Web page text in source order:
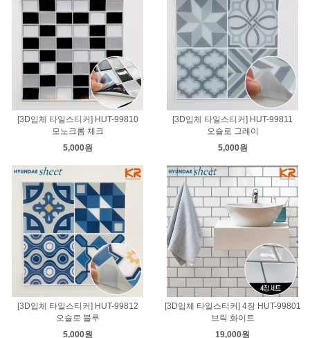
[3D입체 타일스티커] HUT-99810
모노크롬 체크
5,000원
[3D입체 타일스티커] HUT-99811
오슬로 그레이
5,000원
[3D입체 타일스티커] HUT-99812
오슬로 블루
5,000원
[3D입체 타일스티커] 4장 HUT-99801
브릭 화이트
19,000원